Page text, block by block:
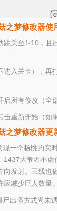
之梦修改器使
跳关至1-10，且
进入关卡），再
所有修改（全
重新开始（如
之梦修改器更
现一个杨桃的实
1437大帝名不虚
向发射。三线也
减少巨人数量。
尸出怪方式尚未